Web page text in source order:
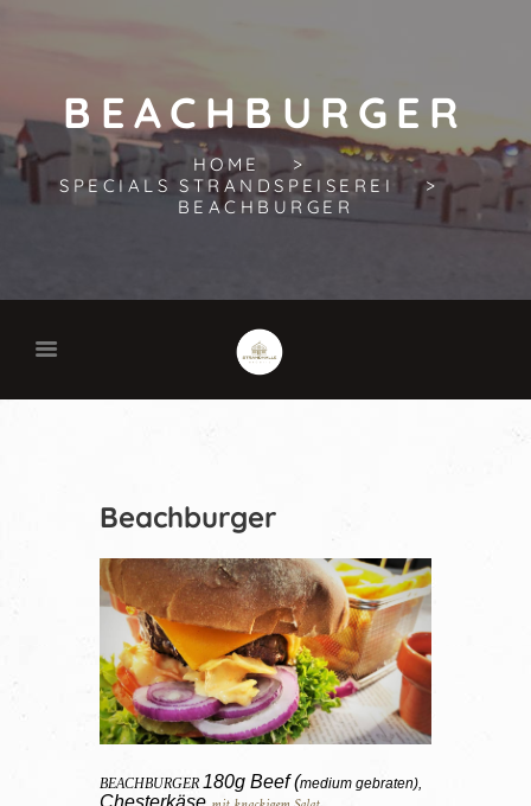
BEACHBURGER
HOME
SPECIALS STRANDSPEISEREI
BEACHBURGER
Beachburger
BEACHBURGER 180g Beef (medium gebraten),